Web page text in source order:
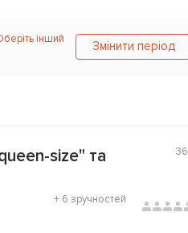
інший
Змінити період
size" та
36
+ 6 зручностей